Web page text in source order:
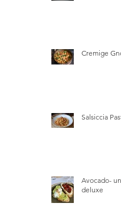
Cremige
Salsiccia
Avocado-
deluxe